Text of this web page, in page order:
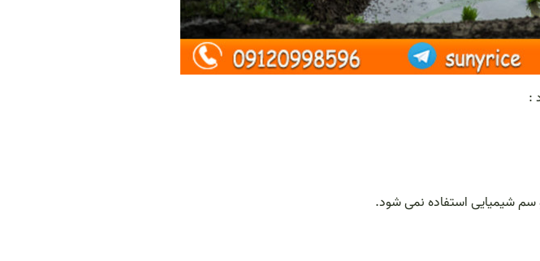
:
سم شیمیایی استفاده نمی شود.